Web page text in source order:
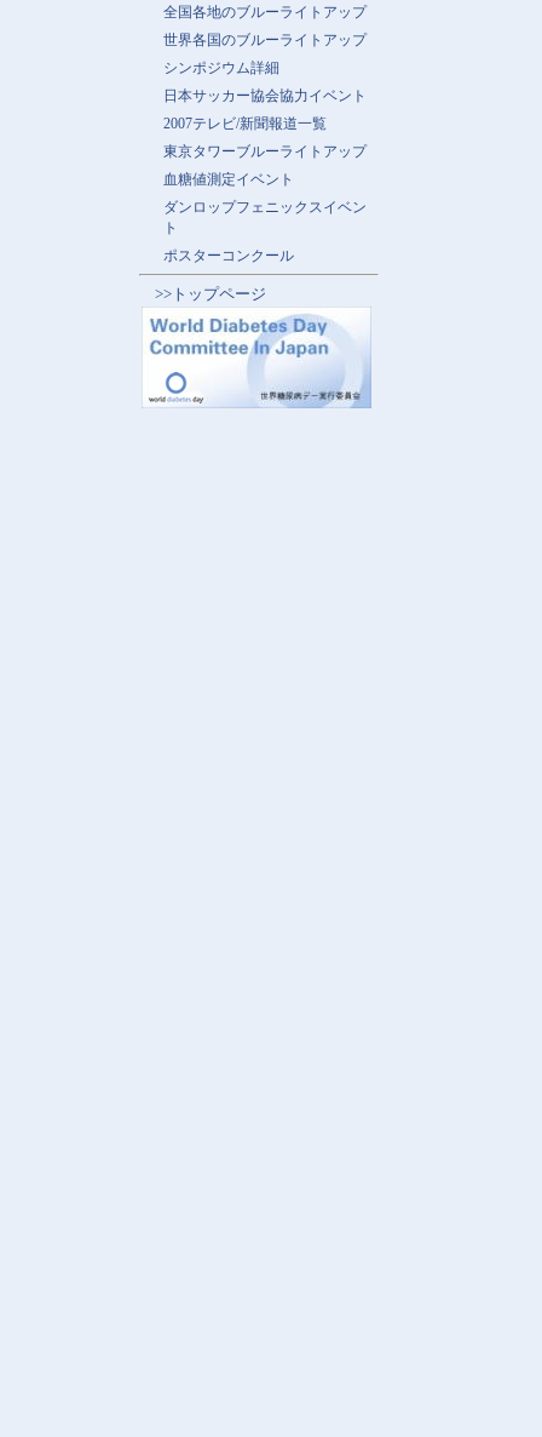
全国各地のブルーライトアップ
世界各国のブルーライトアップ
シンポジウム詳細
日本サッカー協会協力イベント
2007テレビ/新聞報道一覧
東京タワーブルーライトアップ
血糖値測定イベント
ダンロップフェニックスイベン
ト
ポスターコンクール
>>トップページ